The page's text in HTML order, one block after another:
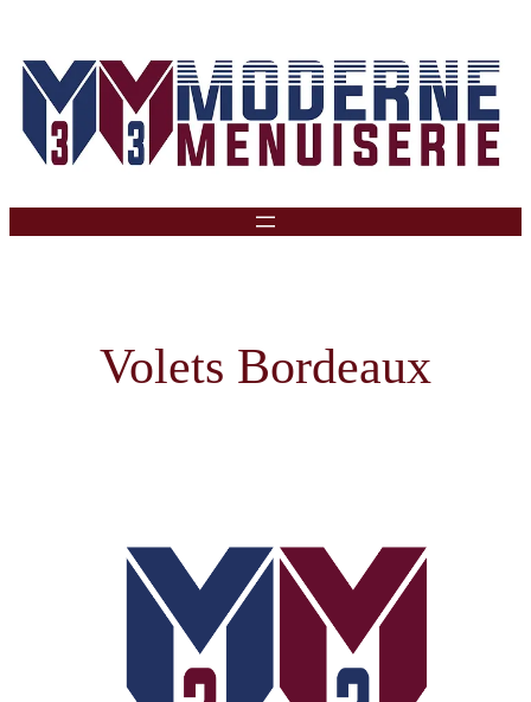
Volets Bordeaux